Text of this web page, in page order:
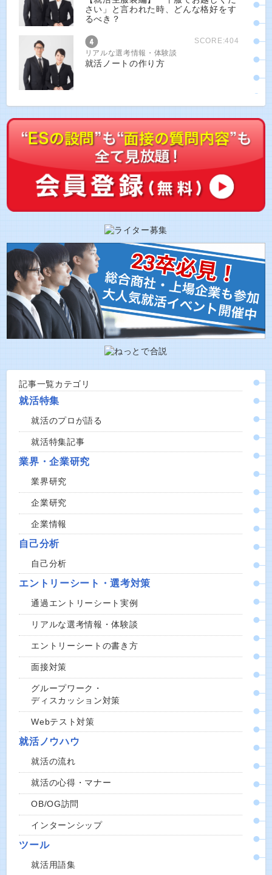
さい」と言われた時、どんな格好をす
るべき？
SCORE:404
リアルな選考情報・体験談
就活ノートの作り方
記事一覧カテゴリ
就活特集
就活のプロが語る
就活特集記事
業界・企業研究
業界研究
企業研究
企業情報
自己分析
自己分析
エントリーシート・選考対策
通過エントリーシート実例
リアルな選考情報・体験談
エントリーシートの書き方
面接対策
グループワーク・
ディスカッション対策
Webテスト対策
就活ノウハウ
就活の流れ
就活の心得・マナー
OB/OG訪問
インターンシップ
ツール
就活用語集